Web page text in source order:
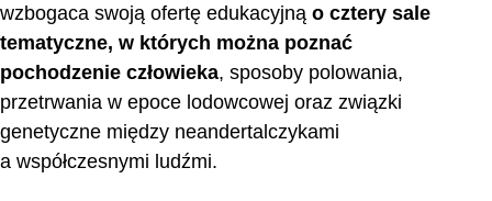
wzbogaca swoją ofertę edukacyjną o cztery sale
tematyczne, w których można poznać
pochodzenie człowieka, sposoby polowania,
przetrwania w epoce lodowcowej oraz związki
genetyczne między neandertalczykami
a współczesnymi ludźmi.